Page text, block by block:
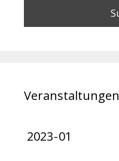
Veranstaltungen